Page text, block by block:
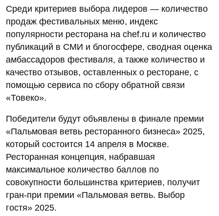
Среди критериев выбора лидеров — количество
продаж фестивальных меню, индекс
популярности ресторана на chef.ru и количество
публикаций в СМИ и блогосфере, сводная оценка
амбассадоров фестиваля, а также количество и
качество отзывов, оставленных о ресторане, с
помощью сервиса по сбору обратной связи
«Товеко».
Победители будут объявлены в финале премии
«Пальмовая ветвь ресторанного бизнеса» 2025,
который состоится 14 апреля в Москве.
Ресторанная концепция, набравшая
максимальное количество баллов по
совокупности большинства критериев, получит
гран-при премии «Пальмовая ветвь. Выбор
гостя» 2025.